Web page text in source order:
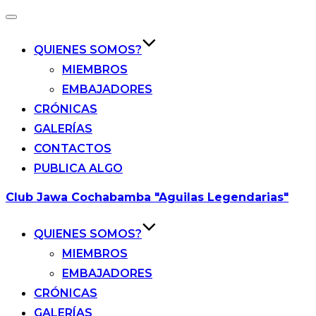
Alternar
navegación
QUIENES SOMOS?
MIEMBROS
EMBAJADORES
CRÓNICAS
GALERÍAS
CONTACTOS
PUBLICA ALGO
Saltar
Club Jawa Cochabamba "Aguilas Legendarias"
QUIENES SOMOS?
MIEMBROS
EMBAJADORES
CRÓNICAS
GALERÍAS